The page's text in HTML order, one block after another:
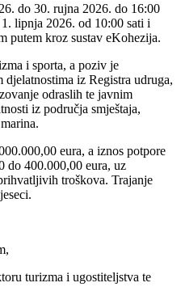
do 30. rujna 2026. do 16:00
lipnja 2026. od 10:00 sati i
putem kroz sustav eKohezija.
i sporta, a poziv je
iz Registra udruga,
odraslih te javnim
iz područja smještaja,
eura, a iznos potpore
do 400.000,00 eura, uz
troškova. Trajanje
turizma i ugostiteljstva te